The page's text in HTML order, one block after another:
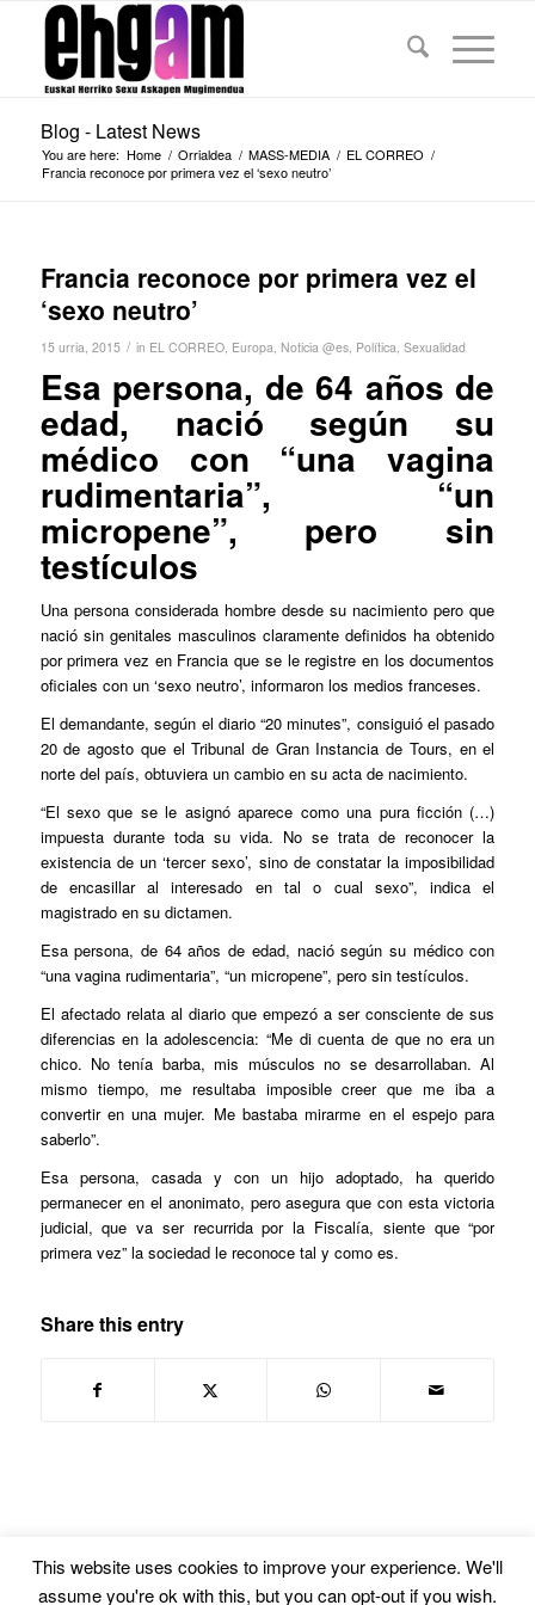
Blog - Latest News
You are here: Home / Orrialdea / MASS-MEDIA / EL CORREO /
Francia reconoce por primera vez el ‘sexo neutro’
Francia reconoce por primera vez el
‘sexo neutro’
15 urria, 2015 / in EL CORREO, Europa, Noticia @es, Política, Sexualidad
Esa persona, de 64 años de
edad, nació según su
médico con “una vagina
rudimentaria”, “un
micropene”, pero sin
testículos
Una persona considerada hombre desde su nacimiento pero que
nació sin genitales masculinos claramente definidos ha obtenido
por primera vez en Francia que se le registre en los documentos
oficiales con un ‘sexo neutro’, informaron los medios franceses.
El demandante, según el diario “20 minutes”, consiguió el pasado
20 de agosto que el Tribunal de Gran Instancia de Tours, en el
norte del país, obtuviera un cambio en su acta de nacimiento.
“El sexo que se le asignó aparece como una pura ficción (…)
impuesta durante toda su vida. No se trata de reconocer la
existencia de un ‘tercer sexo’, sino de constatar la imposibilidad
de encasillar al interesado en tal o cual sexo”, indica el
magistrado en su dictamen.
Esa persona, de 64 años de edad, nació según su médico con
“una vagina rudimentaria”, “un micropene”, pero sin testículos.
El afectado relata al diario que empezó a ser consciente de sus
diferencias en la adolescencia: “Me di cuenta de que no era un
chico. No tenía barba, mis músculos no se desarrollaban. Al
mismo tiempo, me resultaba imposible creer que me iba a
convertir en una mujer. Me bastaba mirarme en el espejo para
saberlo”.
Esa persona, casada y con un hijo adoptado, ha querido
permanecer en el anonimato, pero asegura que con esta victoria
judicial, que va ser recurrida por la Fiscalía, siente que “por
primera vez” la sociedad le reconoce tal y como es.
Share this entry
This website uses cookies to improve your experience. We'll
assume you're ok with this, but you can opt-out if you wish.